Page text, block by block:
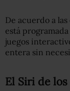
De acuerdo a
está
juegos
entera sin
El Siri de